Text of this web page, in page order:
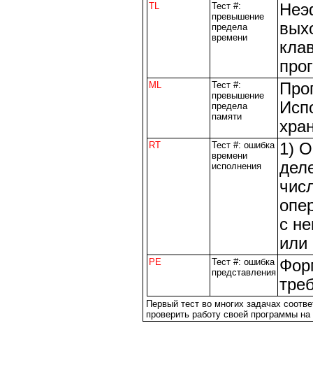
TL
Тест #:
превышение
предела
времени
ML
Тест #:
превышение
предела
памяти
RT
Тест #: ошибка
времени
исполнения
1)
с
или
PE
Тест #: ошибка
представления
Первый тест во многих задачах
проверить работу своей программы